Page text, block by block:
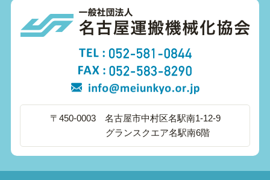
〒450-0003 名古屋市中村区名駅南1-12-9
グランスクエア名駅南6階